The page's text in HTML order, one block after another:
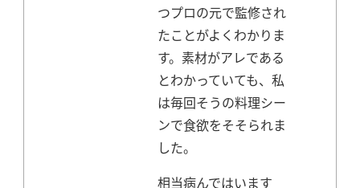
つプロの元で監修され
たことがよくわかりま
す。 素材がアレである
とわかっていても、私
は毎回そうの料理シー
ンで食欲をそそられま
した。
相当病んではいます